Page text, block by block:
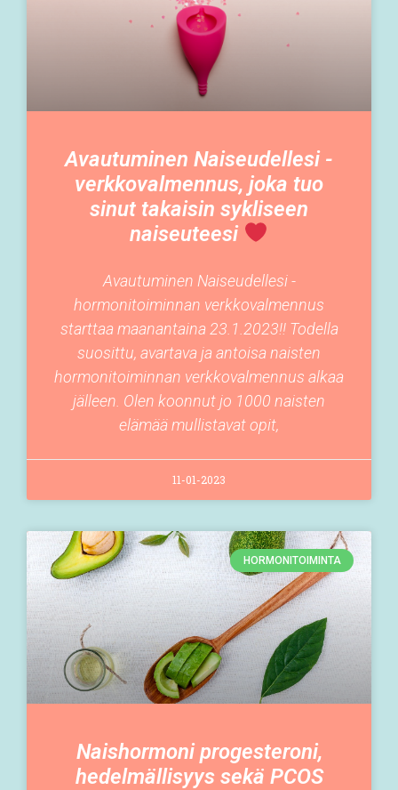
Avautuminen Naiseudellesi -
verkkovalmennus, joka tuo
sinut takaisin sykliseen
naiseuteesi
Avautuminen Naiseudellesi -
hormonitoiminnan verkkovalmennus
starttaa maanantaina 23.1.2023!! Todella
suosittu, avartava ja antoisa naisten
hormonitoiminnan verkkovalmennus alkaa
jälleen. Olen koonnut jo 1000 naisten
elämää mullistavat opit,
11-01-2023
HORMONITOIMINTA
Naishormoni progesteroni,
hedelmällisyys sekä PCOS